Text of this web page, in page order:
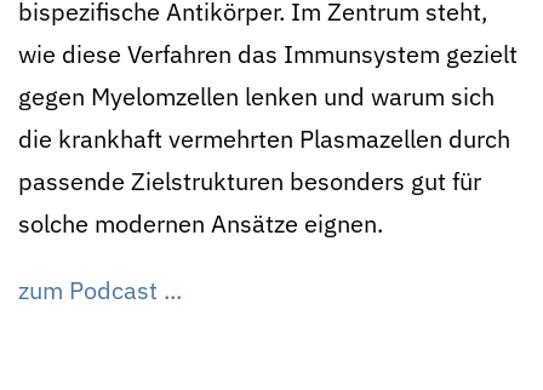
bispezifische Antikörper. Im Zentrum steht,
wie diese Verfahren das Immunsystem gezielt
gegen Myelomzellen lenken und warum sich
die krankhaft vermehrten Plasmazellen durch
passende Zielstrukturen besonders gut für
solche modernen Ansätze eignen.
zum Podcast ...